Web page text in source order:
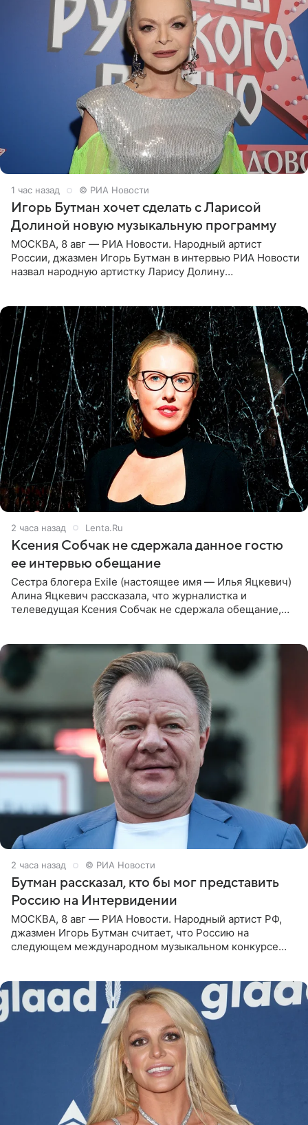
1 час назад © РИА Новости
Игорь Бутман хочет сделать с Ларисой
Долиной новую музыкальную программу
МОСКВА, 8 авг — РИА Новости. Народный артист
России, джазмен Игорь Бутман в интервью РИА Новости
назвал народную артистку Ларису Долину
2 часа назад Lenta.Ru
Ксения Собчак не сдержала данное гостю
ее интервью обещание
Сестра блогера Exile (настоящее имя — Илья Яцкевич)
Алина Яцкевич рассказала, что журналистка и
телеведущая Ксения Собчак не сдержала обещание,
2 часа назад © РИА Новости
Бутман рассказал, кто бы мог представить
Россию на Интервидении
МОСКВА, 8 авг — РИА Новости. Народный артист РФ,
джазмен Игорь Бутман считает, что Россию на
следующем международном музыкальном конкурсе